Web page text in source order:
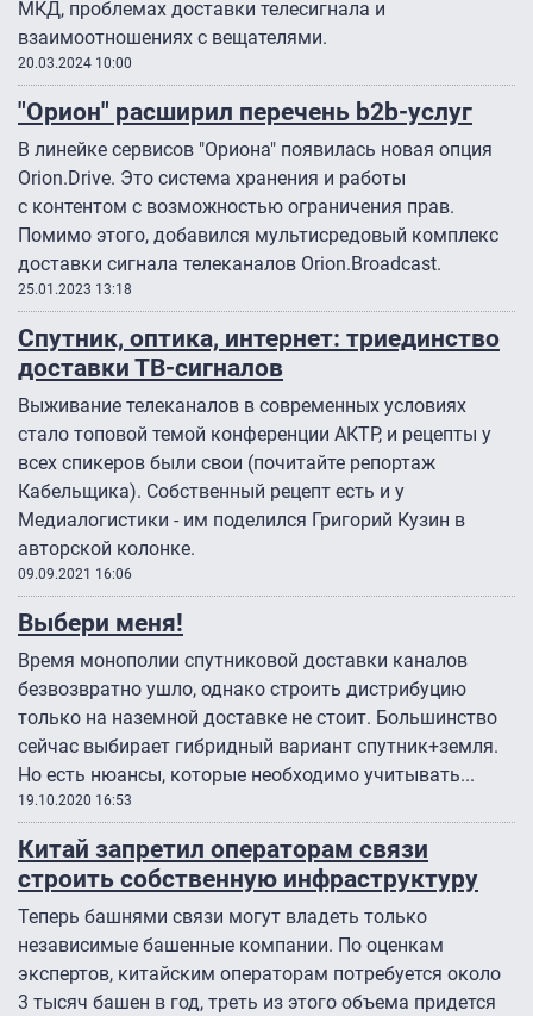
МКД, проблемах доставки телесигнала и
взаимоотношениях с вещателями.
20.03.2024 10:00
"Орион" расширил перечень b2b-услуг
В линейке сервисов "Ориона" появилась новая опция
Orion.Drive. Это система хранения и работы
с контентом с возможностью ограничения прав.
Помимо этого, добавился мультисредовый комплекс
доставки сигнала телеканалов Orion.Broadcast.
25.01.2023 13:18
Спутник, оптика, интернет: триединство
доставки ТВ-сигналов
Выживание телеканалов в современных условиях
стало топовой темой конференции АКТР, и рецепты у
всех спикеров были свои (почитайте репортаж
Кабельщика). Собственный рецепт есть и у
Медиалогистики - им поделился Григорий Кузин в
авторской колонке.
09.09.2021 16:06
Выбери меня!
Время монополии спутниковой доставки каналов
безвозвратно ушло, однако строить дистрибуцию
только на наземной доставке не стоит. Большинство
сейчас выбирает гибридный вариант спутник+земля.
Но есть нюансы, которые необходимо учитывать...
19.10.2020 16:53
Китай запретил операторам связи
строить собственную инфраструктуру
Теперь башнями связи могут владеть только
независимые башенные компании. По оценкам
экспертов, китайским операторам потребуется около
3 тысяч башен в год, треть из этого объема придется